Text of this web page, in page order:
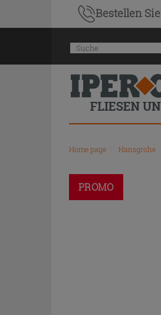
Bestellen Sie
Home page Hansgrohe
PROMO